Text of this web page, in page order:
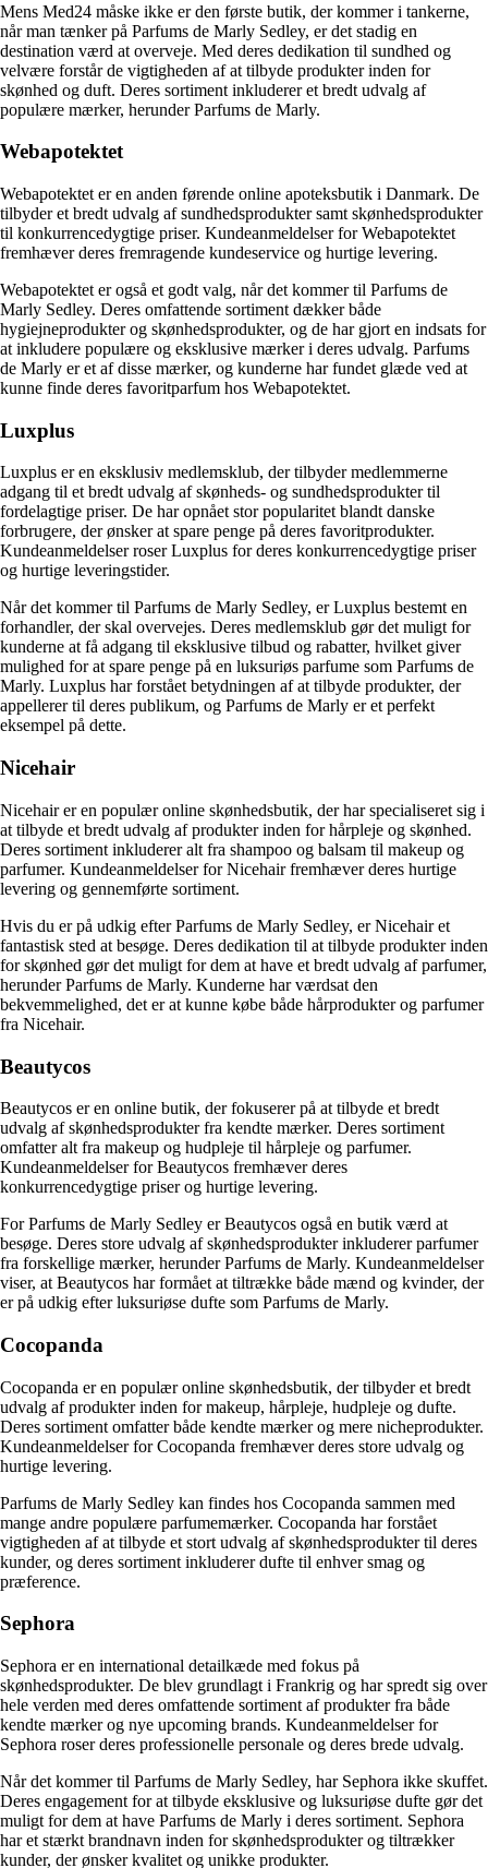
Mens Med24 måske ikke er den første butik, der kommer i tankerne,
når man tænker på Parfums de Marly Sedley, er det stadig en
destination værd at overveje. Med deres dedikation til sundhed og
velvære forstår de vigtigheden af at tilbyde produkter inden for
skønhed og duft. Deres sortiment inkluderer et bredt udvalg af
populære mærker, herunder Parfums de Marly.
Webapotektet
Webapotektet er en anden førende online apoteksbutik i Danmark. De
tilbyder et bredt udvalg af sundhedsprodukter samt skønhedsprodukter
til konkurrencedygtige priser. Kundeanmeldelser for Webapotektet
fremhæver deres fremragende kundeservice og hurtige levering.
Webapotektet er også et godt valg, når det kommer til Parfums de
Marly Sedley. Deres omfattende sortiment dækker både
hygiejneprodukter og skønhedsprodukter, og de har gjort en indsats for
at inkludere populære og eksklusive mærker i deres udvalg. Parfums
de Marly er et af disse mærker, og kunderne har fundet glæde ved at
kunne finde deres favoritparfum hos Webapotektet.
Luxplus
Luxplus er en eksklusiv medlemsklub, der tilbyder medlemmerne
adgang til et bredt udvalg af skønheds- og sundhedsprodukter til
fordelagtige priser. De har opnået stor popularitet blandt danske
forbrugere, der ønsker at spare penge på deres favoritprodukter.
Kundeanmeldelser roser Luxplus for deres konkurrencedygtige priser
og hurtige leveringstider.
Når det kommer til Parfums de Marly Sedley, er Luxplus bestemt en
forhandler, der skal overvejes. Deres medlemsklub gør det muligt for
kunderne at få adgang til eksklusive tilbud og rabatter, hvilket giver
mulighed for at spare penge på en luksuriøs parfume som Parfums de
Marly. Luxplus har forstået betydningen af at tilbyde produkter, der
appellerer til deres publikum, og Parfums de Marly er et perfekt
eksempel på dette.
Nicehair
Nicehair er en populær online skønhedsbutik, der har specialiseret sig i
at tilbyde et bredt udvalg af produkter inden for hårpleje og skønhed.
Deres sortiment inkluderer alt fra shampoo og balsam til makeup og
parfumer. Kundeanmeldelser for Nicehair fremhæver deres hurtige
levering og gennemførte sortiment.
Hvis du er på udkig efter Parfums de Marly Sedley, er Nicehair et
fantastisk sted at besøge. Deres dedikation til at tilbyde produkter inden
for skønhed gør det muligt for dem at have et bredt udvalg af parfumer,
herunder Parfums de Marly. Kunderne har værdsat den
bekvemmelighed, det er at kunne købe både hårprodukter og parfumer
fra Nicehair.
Beautycos
Beautycos er en online butik, der fokuserer på at tilbyde et bredt
udvalg af skønhedsprodukter fra kendte mærker. Deres sortiment
omfatter alt fra makeup og hudpleje til hårpleje og parfumer.
Kundeanmeldelser for Beautycos fremhæver deres
konkurrencedygtige priser og hurtige levering.
For Parfums de Marly Sedley er Beautycos også en butik værd at
besøge. Deres store udvalg af skønhedsprodukter inkluderer parfumer
fra forskellige mærker, herunder Parfums de Marly. Kundeanmeldelser
viser, at Beautycos har formået at tiltrække både mænd og kvinder, der
er på udkig efter luksuriøse dufte som Parfums de Marly.
Cocopanda
Cocopanda er en populær online skønhedsbutik, der tilbyder et bredt
udvalg af produkter inden for makeup, hårpleje, hudpleje og dufte.
Deres sortiment omfatter både kendte mærker og mere nicheprodukter.
Kundeanmeldelser for Cocopanda fremhæver deres store udvalg og
hurtige levering.
Parfums de Marly Sedley kan findes hos Cocopanda sammen med
mange andre populære parfumemærker. Cocopanda har forstået
vigtigheden af at tilbyde et stort udvalg af skønhedsprodukter til deres
kunder, og deres sortiment inkluderer dufte til enhver smag og
præference.
Sephora
Sephora er en international detailkæde med fokus på
skønhedsprodukter. De blev grundlagt i Frankrig og har spredt sig over
hele verden med deres omfattende sortiment af produkter fra både
kendte mærker og nye upcoming brands. Kundeanmeldelser for
Sephora roser deres professionelle personale og deres brede udvalg.
Når det kommer til Parfums de Marly Sedley, har Sephora ikke skuffet.
Deres engagement for at tilbyde eksklusive og luksuriøse dufte gør det
muligt for dem at have Parfums de Marly i deres sortiment. Sephora
har et stærkt brandnavn inden for skønhedsprodukter og tiltrækker
kunder, der ønsker kvalitet og unikke produkter.